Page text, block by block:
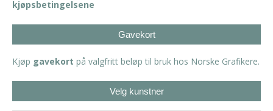
kjøpsbetingelsene
Gavekort
Kjøp gavekort på valgfritt beløp til bruk hos Norske Grafikere.
Velg kunstner